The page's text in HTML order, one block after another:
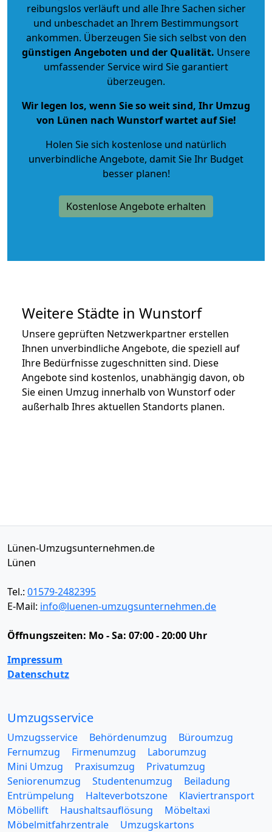
reibungslos verläuft und alle Ihre Sachen sicher
und unbeschadet an Ihrem Bestimmungsort
ankommen. Überzeugen Sie sich selbst von den
günstigen Angeboten und der Qualität. Unsere
umfassender Service wird Sie garantiert
überzeugen.
Wir legen los, wenn Sie so weit sind, Ihr Umzug
von Lünen nach Wunstorf wartet auf Sie!
Holen Sie sich kostenlose und natürlich
unverbindliche Angebote, damit Sie Ihr Budget
besser planen!
Kostenlose Angebote erhalten
Weitere Städte in Wunstorf
Unsere geprüften Netzwerkpartner erstellen
Ihnen unverbindliche Angebote, die speziell auf
Ihre Bedürfnisse zugeschnitten sind. Diese
Angebote sind kostenlos, unabhängig davon, ob
Sie einen Umzug innerhalb von Wunstorf oder
außerhalb Ihres aktuellen Standorts planen.
Lünen-Umzugsunternehmen.de
Lünen
Tel.: 01579-2482395
E-Mail: info@luenen-umzugsunternehmen.de
Öffnungszeiten: Mo - Sa: 07:00 - 20:00 Uhr
Impressum
Datenschutz
Umzugsservice
Umzugsservice Behördenumzug
Büroumzug
Fernumzug
Firmenumzug
Laborumzug
Mini Umzug
Praxisumzug
Privatumzug
Seniorenumzug
Studentenumzug
Beiladung
Entrümpelung
Halteverbotszone
Klaviertransport
Möbellift
Haushaltsauflösung
Möbeltaxi
Möbelmitfahrzentrale
Umzugskartons